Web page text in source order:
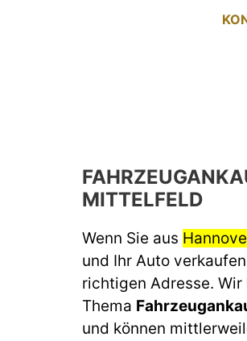
MITTELFELD
Wenn Sie aus
und Ihr Auto
richtigen Adresse.
Thema
und können